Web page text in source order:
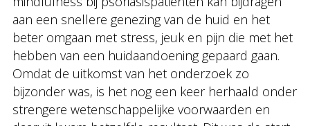
aan een snellere genezing van de huid en het
beter omgaan met stress, jeuk en pijn die met het
hebben van een huidaandoening gepaard gaan.
Omdat de uitkomst van het onderzoek zo
bijzonder was, is het nog een keer herhaald onder
strengere wetenschappelijke voorwaarden en